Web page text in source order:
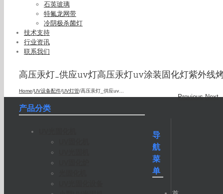
石英玻璃
特氟龙网带
冷阴极杀菌灯
技术支持
行业资讯
联系我们
高压汞灯_供应uv灯高压汞灯uv涂装固化灯紫外线
Home/UV设备配件/UV灯管/高压汞灯_供应uv灯高压汞灯uv涂装固化灯紫外线烤漆uv机uv固化
Previous Next
产品分类
导
航
菜
单